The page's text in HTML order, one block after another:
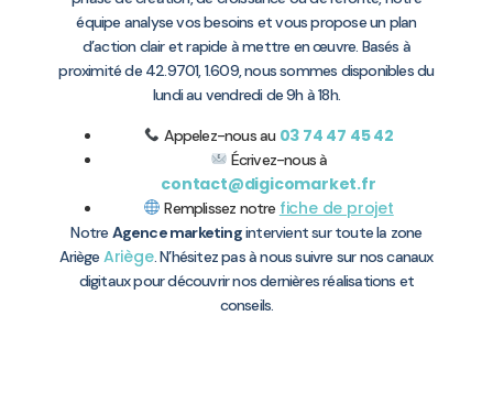
équipe analyse vos besoins et vous propose un plan
d’action clair et rapide à mettre en œuvre. Basés à
proximité de 42.9701, 1.609, nous sommes disponibles du
lundi au vendredi de 9h à 18h.
Appelez-nous au 03 74 47 45 42
Écrivez-nous à
contact@digicomarket.fr
Remplissez notre fiche de projet
Notre Agence marketingintervient sur toute la zone
Ariège Ariège. N’hésitez pas à nous suivre sur nos canaux
digitaux pour découvrir nos dernières réalisations et
conseils.